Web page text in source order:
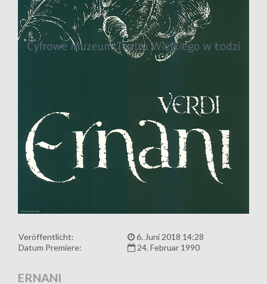
Veröffentlicht:
6. Juni 2018 14:28
Datum Premiere:
24. Februar 1990
ERNANI